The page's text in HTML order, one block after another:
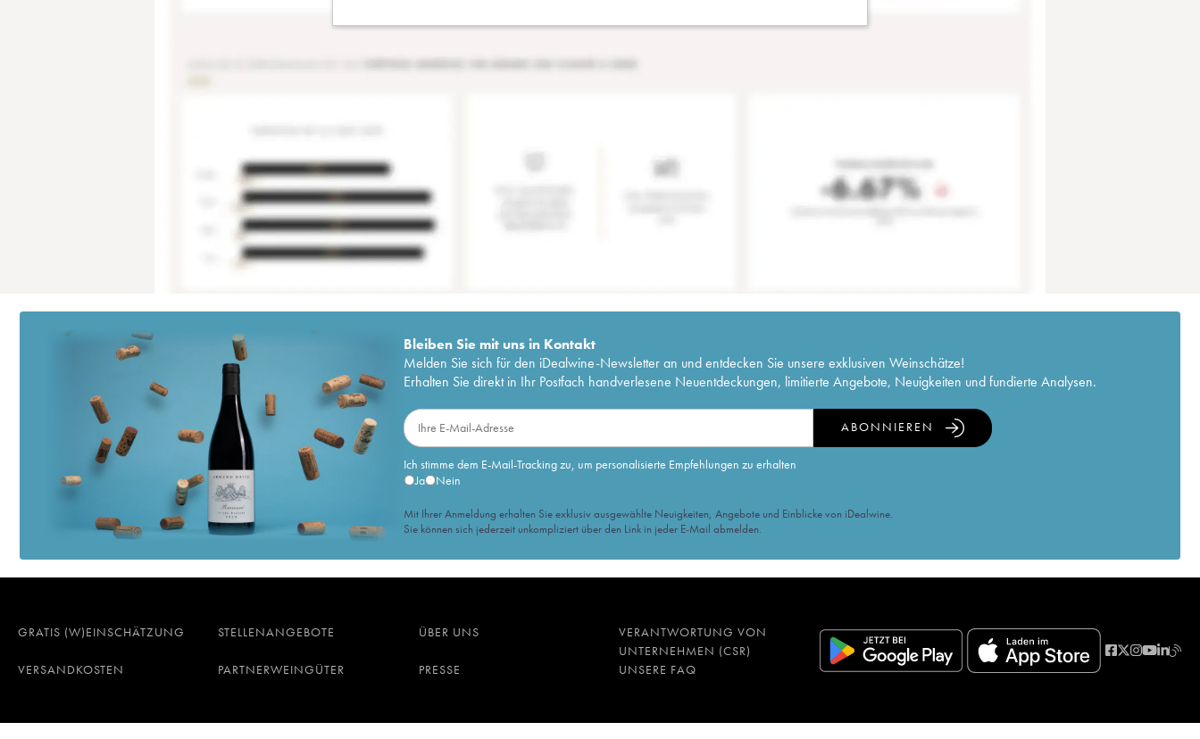
Bleiben Sie mit uns in Kontakt
Melden Sie sich für den iDealwine-Newsletter an und entdecken Sie unsere exklusiven Weinschätze!
Erhalten Sie direkt in Ihr Postfach handverlesene Neuentdeckungen, limitierte Angebote, Neuigkeiten und fundierte Analysen.
Ich stimme dem E-Mail-Tracking zu, um personalisierte Empfehlungen zu erhalten
Ja
Nein
ABONNIEREN
Mit Ihrer Anmeldung erhalten Sie exklusiv ausgewählte Neuigkeiten, Angebote und Einblicke von iDealwine.
Sie können sich jederzeit unkompliziert über den Link in jeder E-Mail abmelden.
GRATIS (W)EINSCHÄTZUNG STELLENANGEBOTE ÜBER UNS
VERANTWORTUNG VON
UNTERNEHMEN (CSR)
VERSANDKOSTEN
PARTNERWEINGÜTER PRESSE UNSERE FAQ